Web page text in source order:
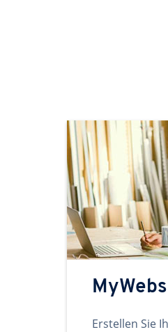
Erstellen Sie